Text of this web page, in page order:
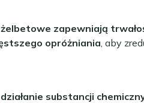
zapewniają
opróżniania , aby
substancji